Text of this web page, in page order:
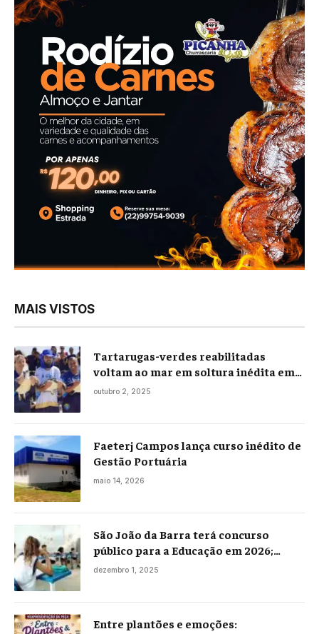
MAIS VISTOS
Tartarugas-verdes reabilitadas
voltam ao mar em soltura inédita em
Praia Seca
outubro 2, 2025
Faeterj Campos lança curso inédito de
Gestão Portuária
maio 14, 2026
São João da Barra terá concurso
público para a Educação em 2026;
projeto já está na Câmara
dezembro 1, 2025
Entre plantões e emoções: